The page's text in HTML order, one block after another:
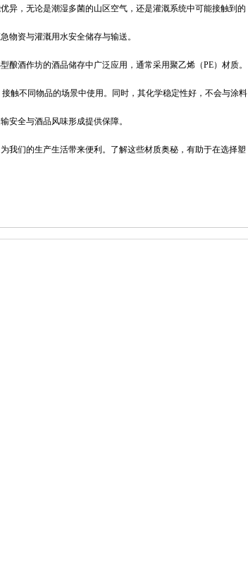
异，无论是潮湿多菌的山区空气，还是灌溉系统中可能接触到的
物资与灌溉用水安全储存与输送。​
酒作坊的酒品储存中广泛应用，通常采用聚乙烯（PE）材质。
触不同物品的场景中使用。同时，其化学稳定性好，不会与涂料
安全与酒品风味形成提供保障。​
我们的生产生活带来便利。了解这些材质奥秘，有助于在选择塑